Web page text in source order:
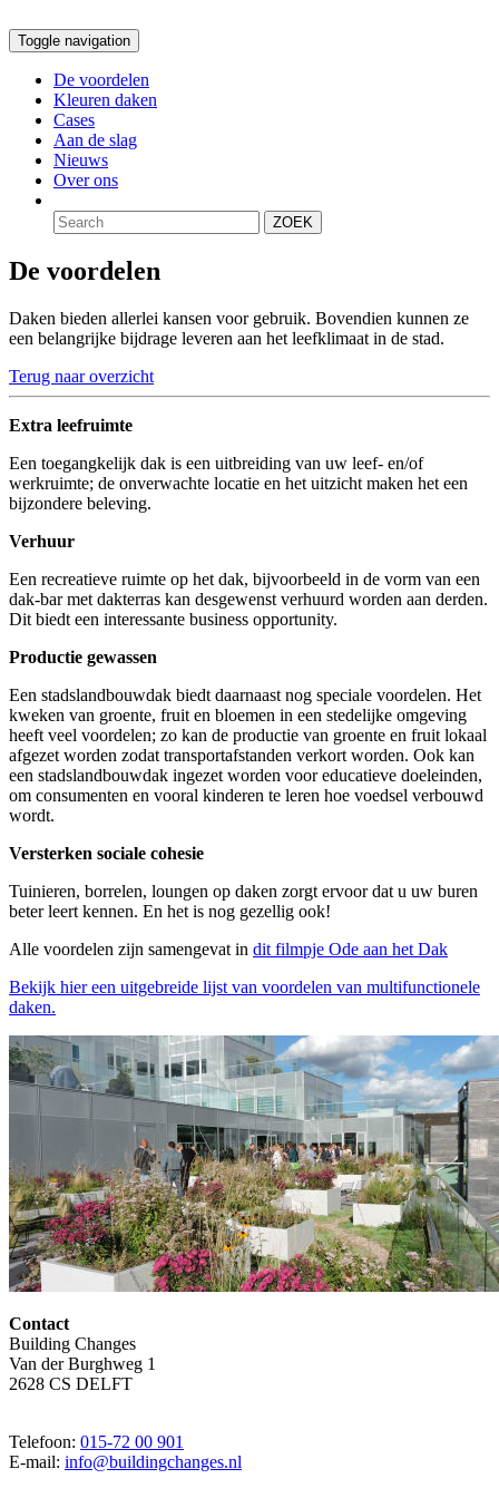
Toggle navigation
De voordelen
Kleuren daken
Cases
Aan de slag
Nieuws
Over ons
ZOEK
De voordelen
Daken bieden allerlei kansen voor gebruik. Bovendien kunnen ze
een belangrijke bijdrage leveren aan het leefklimaat in de stad.
Terug naar overzicht
Extra leefruimte
Een toegangkelijk dak is een uitbreiding van uw leef- en/of
werkruimte; de onverwachte locatie en het uitzicht maken het een
bijzondere beleving.
Verhuur
Een recreatieve ruimte op het dak, bijvoorbeeld in de vorm van een
dak-bar met dakterras kan desgewenst verhuurd worden aan derden.
Dit biedt een interessante business opportunity.
Productie gewassen
Een stadslandbouwdak biedt daarnaast nog speciale voordelen. Het
kweken van groente, fruit en bloemen in een stedelijke omgeving
heeft veel voordelen; zo kan de productie van groente en fruit lokaal
afgezet worden zodat transportafstanden verkort worden. Ook kan
een stadslandbouwdak ingezet worden voor educatieve doeleinden,
om consumenten en vooral kinderen te leren hoe voedsel verbouwd
wordt.
Versterken sociale cohesie
Tuinieren, borrelen, loungen op daken zorgt ervoor dat u uw buren
beter leert kennen. En het is nog gezellig ook!
Alle voordelen zijn samengevat in dit filmpje Ode aan het Dak
Bekijk hier een uitgebreide lijst van voordelen van multifunctionele
daken.
Contact
Building Changes
Van der Burghweg 1
2628 CS DELFT
Telefoon: 015-72 00 901
E-mail: info@buildingchanges.nl